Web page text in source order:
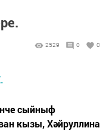
2529 0 0
сыйныф
кызы, Хәйруллина